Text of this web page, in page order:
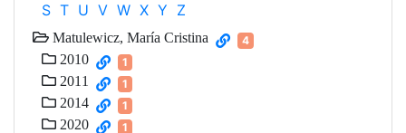
S T U V W X Y Z
Matulewicz, María Cristina 4
2010 1
2011 1
2014 1
2020 1